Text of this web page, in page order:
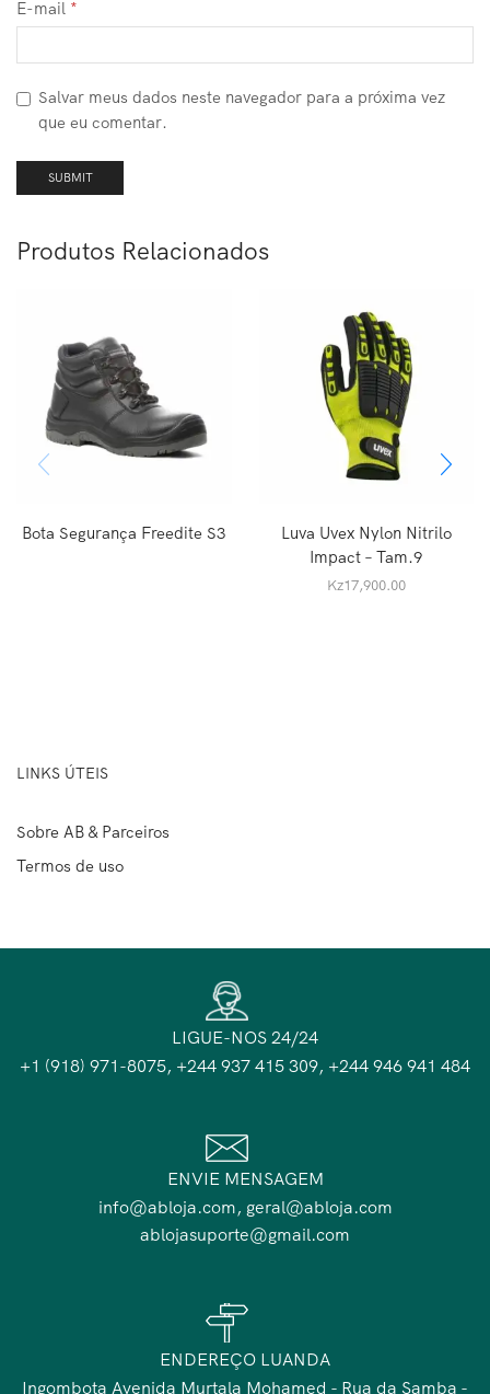
E-mail *
Salvar meus dados neste navegador para a próxima vez
que eu comentar.
Produtos Relacionados
Bota Segurança Freedite S3
Luva Uvex Nylon Nitrilo
Impact – Tam.9
Kz17,900.00
LINKS ÚTEIS
Sobre AB & Parceiros
Termos de uso
LIGUE-NOS 24/24
+1 (918) 971-8075, +244 937 415 309, +244 946 941 484
ENVIE MENSAGEM
info@abloja.com, geral@abloja.com
ablojasuporte@gmail.com
ENDEREÇO LUANDA
Ingombota Avenida Murtala Mohamed - Rua da Samba -